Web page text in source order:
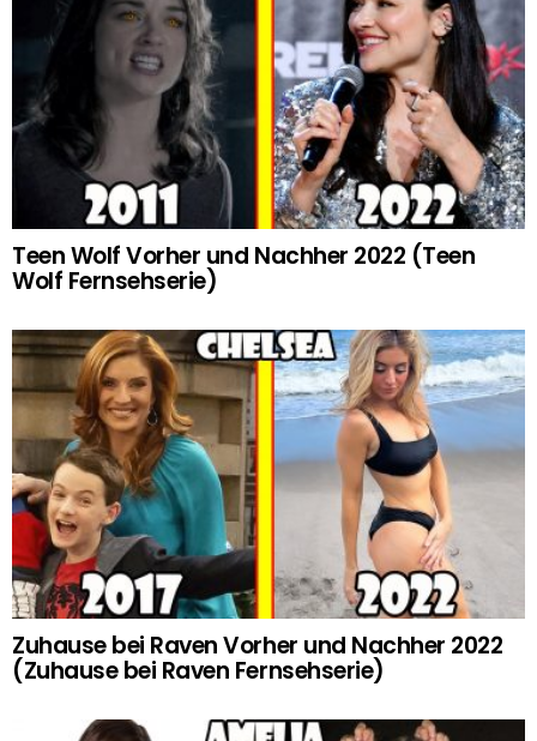
Teen Wolf Vorher und Nachher 2022 (Teen
Wolf Fernsehserie)
Zuhause bei Raven Vorher und Nachher 2022
(Zuhause bei Raven Fernsehserie)